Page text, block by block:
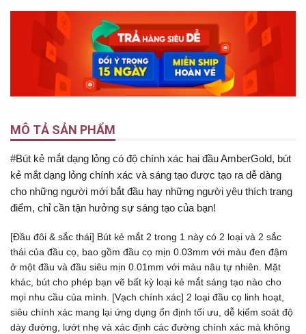
MÔ TẢ SẢN PHẨM
#Bút kẻ mắt dạng lỏng có độ chính xác hai đầu AmberGold, bút
kẻ mắt dạng lỏng chính xác và sáng tạo được tạo ra dễ dàng
cho những người mới bắt đầu hay những người yêu thích trang
điểm, chỉ cần tận hưởng sự sáng tạo của bạn!
[Đầu đôi & sắc thái] Bút kẻ mắt 2 trong 1 này có 2 loại và 2 sắc
thái của đầu cọ, bao gồm đầu cọ mịn 0.03mm với màu đen đậm
ở một đầu và đầu siêu mịn 0.01mm với màu nâu tự nhiên. Mặt
khác, bút cho phép bạn vẽ bất kỳ loại kẻ mắt sáng tạo nào cho
mọi nhu cầu của mình. [Vạch chính xác] 2 loại đầu cọ linh hoạt,
siêu chính xác mang lại ứng dụng ổn định tối ưu, dễ kiểm soát độ
dày đường, lướt nhẹ và xác định các đường chính xác mà không